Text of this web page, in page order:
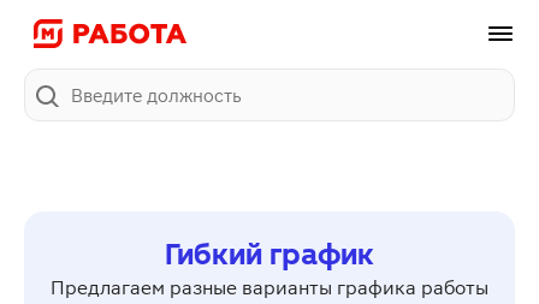
Гибкий график
Предлагаем разные варианты графика работы